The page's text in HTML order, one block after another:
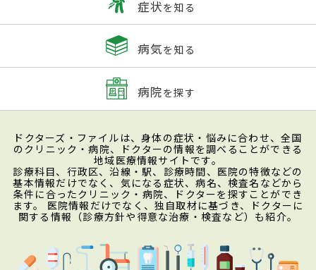
症状を知る
病気を知る
病院を探す
ドクターズ・ファイルは、身体の症状・悩みに合わせ、全国
のクリニック・病院、ドクターの情報を調べることができる
地域医療情報サイトです。
診療科目、行政区、沿線・駅、診療時間、医院の特徴などの
基本情報だけでなく、気になる症状、病名、検査名などから
条件に合ったクリニック・病院、ドクターを探すことができ
ます。 医院情報だけでなく、独自取材に基づき、ドクターに
関する情報（診療方針や得意な治療・検査など）も紹介。